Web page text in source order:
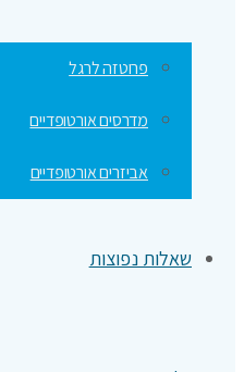
פרוטזה לרגל
מדרסים אורטופדיים
אביזרים אורטופדיים
שאלות נפוצות